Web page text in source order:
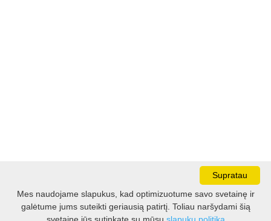
Darbo laikas:
Supratau
Mes naudojame slapukus, kad optimizuotume savo svetainę ir
galėtume jums suteikti geriausią patirtį. Toliau naršydami šią